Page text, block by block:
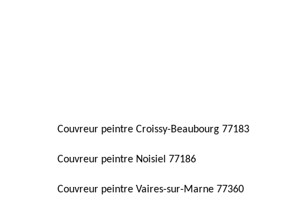
Couvreur peintre Croissy-Beaubourg 77183
Couvreur peintre Noisiel 77186
Couvreur peintre Vaires-sur-Marne 77360